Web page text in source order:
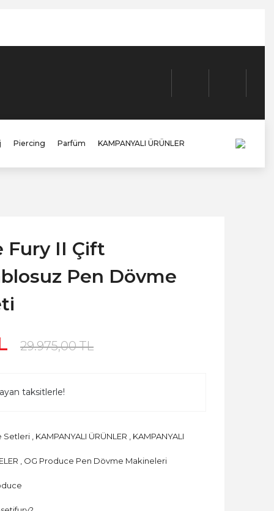
Piercing Parfüm KAMPANYALI ÜRÜNLER
Fury II Çift
Pen Dövme
29.975,00 TL
taksitlerle!
Setleri KAMPANYALI ÜRÜNLER KAMPANYALI
OG Produce Pen Dövme Makineleri